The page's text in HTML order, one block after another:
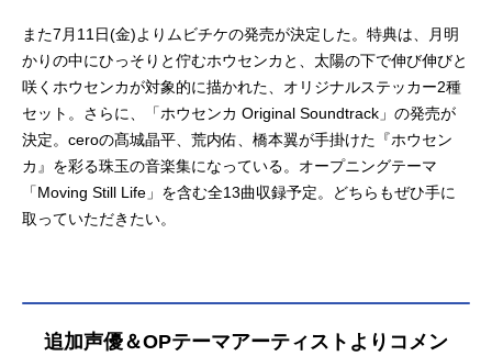
また7月11日(金)よりムビチケの発売が決定した。特典は、月明
かりの中にひっそりと佇むホウセンカと、太陽の下で伸び伸びと
咲くホウセンカが対象的に描かれた、オリジナルステッカー2種
セット。さらに、「ホウセンカ Original Soundtrack」の発売が
決定。ceroの髙城晶平、荒内佑、橋本翼が手掛けた『ホウセン
カ』を彩る珠玉の音楽集になっている。オープニングテーマ
「Moving Still Life」を含む全13曲収録予定。どちらもぜひ手に
取っていただきたい。
追加声優＆OPテーマアーティストよりコメン